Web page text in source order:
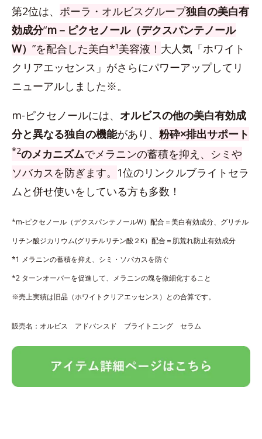
第2位は、 ポーラ・オルビスグループ独自の美白有
効成分“m－ピクセノール（デクスパンテノール
W） ”を配合した美白*¹美容液！ 大人気「ホワイト
クリアエッセンス」がさらにパワーアップしてリ
ニューアルしました※。
m-ピクセノールには、 オルビスの他の美白有効成
分と異なる独自の機能があり、 粉砕×排出サポート
*2のメカニズムでメラニンの蓄積を抑え、シミや
ソバカスを防ぎます。 1位のリンクルブライトセラ
ムと併せ使いをしている方も多数！
*m‐ピクセノール（デクスパンテノールW）配合＝美白有効成分、グリチル
リチン酸ジカリウム(グリチルリチン酸２K）配合＝肌荒れ防止有効成分
*1 メラニンの蓄積を抑え、シミ・ソバカスを防ぐ
*2 ターンオーバーを促進して、メラニンの塊を微細化すること
※売上実績は旧品（ホワイトクリアエッセンス）との合算です。
販売名：オルビス アドバンスド ブライトニング セラム